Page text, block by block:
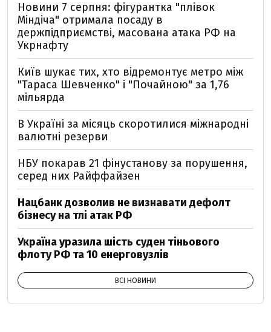
Новини 7 серпня: фігурантка "плівок
Міндіча" отримала посаду в
держпідприємстві, масована атака РФ на
Укрнафту
Київ шукає тих, хто відремонтує метро між
"Тараса Шевченко" і "Почайною" за 1,76
мільярда
В Україні за місяць скоротилися міжнародні
валютні резерви
НБУ покарав 21 фінустанову за порушення,
серед них Райффайзен
Нацбанк дозволив не визнавати дефолт
бізнесу на тлі атак РФ
Україна уразила шість суден тіньового
флоту РФ та 10 енерговузлів
ВСІ НОВИНИ